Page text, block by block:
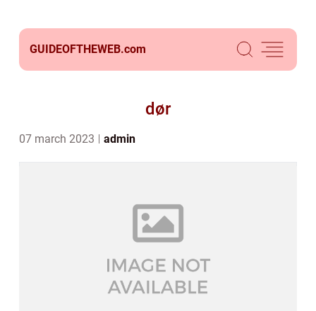
GUIDEOFTHEWEB.com
dør
07 march 2023 admin